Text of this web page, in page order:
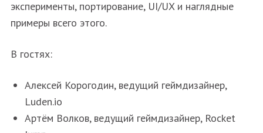
эксперименты, портирование, UI/UX и наглядные
примеры всего этого.
В гостях:
Алексей Корогодин, ведущий геймдизайнер,
Luden.io
Артём Волков, ведущий геймдизайнер, Rocket